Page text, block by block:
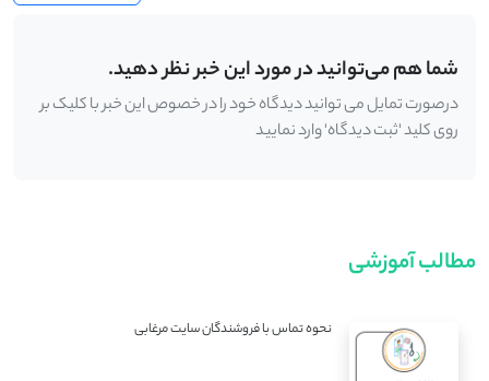
شما هم می‌توانید در مورد این خبر نظر دهید.
درصورت تمایل می توانید دیدگاه خود را در خصوص این خبر با کلیک بر
روی کلید 'ثبت دیدگاه' وارد نمایید
مطالب آموزشی
نحوه تماس با فروشندگان سایت مرغابی